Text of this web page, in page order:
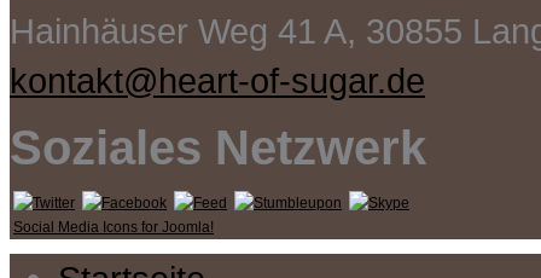
Hainhäuser Weg 41 A, 30855
kontakt@heart-of-sugar.de
Soziales Netzwerk
Social Media Icons for Joomla!